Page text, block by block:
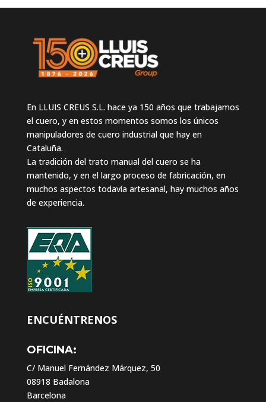
En LLUIS CREUS S.L. hace ya 150 años que trabajamos
el cuero, y en estos momentos somos los únicos
manipuladores de cuero industrial que hay en
Cataluña.
La tradición del trato manual del cuero se ha
mantenido, y en el largo proceso de fabricación, en
muchos aspectos todavía artesanal, hay muchos años
de experiencia.
ENCUÉNTRENOS
OFICINA:
C/ Manuel Fernández Márquez, 50
08918 Badalona
Barcelona